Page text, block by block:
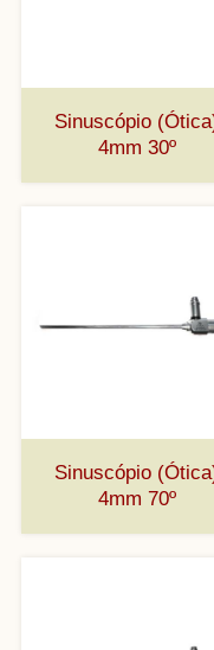
Sinuscópio
4mm 30º
Sinuscópio
4mm 70º